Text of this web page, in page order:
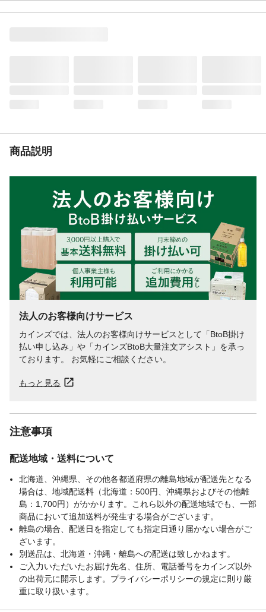
商品説明
法人のお客様向けサービス
カインズでは、法人のお客様向けサービスとして「BtoB掛け
払い申し込み」や「カインズBtoB大量注文アシスト」を承っ
ております。 お気軽にご相談ください。
もっと見る
注意事項
配送地域・送料について
北海道、沖縄県、その他各都道府県の離島地域が配送先となる
場合は、地域配送料（北海道：500円、沖縄県およびその他離
島：1,700円）がかかります。これら以外の配送地域でも、一部
商品において追加送料が発生する場合がございます。
離島の場合、配送日を指定しても指定日通り届かない場合がご
ざいます。
別送品は、北海道・沖縄・離島への配送は致しかねます。
ご入力いただいたお届け先名、住所、電話番号をカインズ以外
の出荷元に開示します。プライバシーポリシーの規定に則り厳
重に取り扱います。